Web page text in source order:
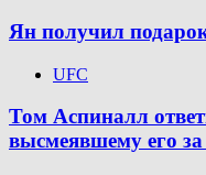
Ян получил
UFC
Том Аспиналл
высмеявшему его